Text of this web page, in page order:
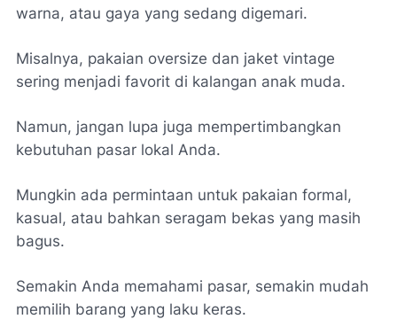
warna, atau gaya yang sedang digemari.
Misalnya, pakaian oversize dan jaket vintage
sering menjadi favorit di kalangan anak muda.
Namun, jangan lupa juga mempertimbangkan
kebutuhan pasar lokal Anda.
Mungkin ada permintaan untuk pakaian formal,
kasual, atau bahkan seragam bekas yang masih
bagus.
Semakin Anda memahami pasar, semakin mudah
memilih barang yang laku keras.